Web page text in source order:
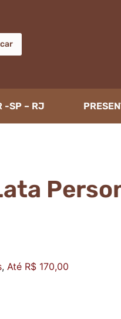
-SP – RJ
, Até R$ 170,00